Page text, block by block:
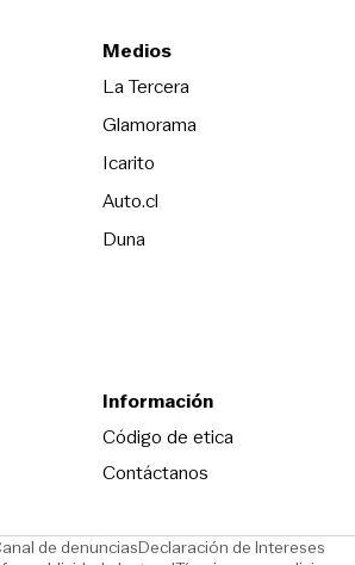
Medios
La TerceraOpens in new
Glamorama
Icarito
Auto.cl
DunaOpens in new window
Información
Código de eticaOpens in new
Contáctanos
de denunciasOpens in new window
Declaración de Intereses